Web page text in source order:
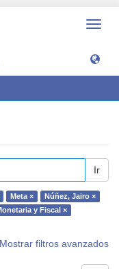
Ir
Meta ×
Núñez, Jairo ×
y Fiscal ×
Mostrar filtros avanzados